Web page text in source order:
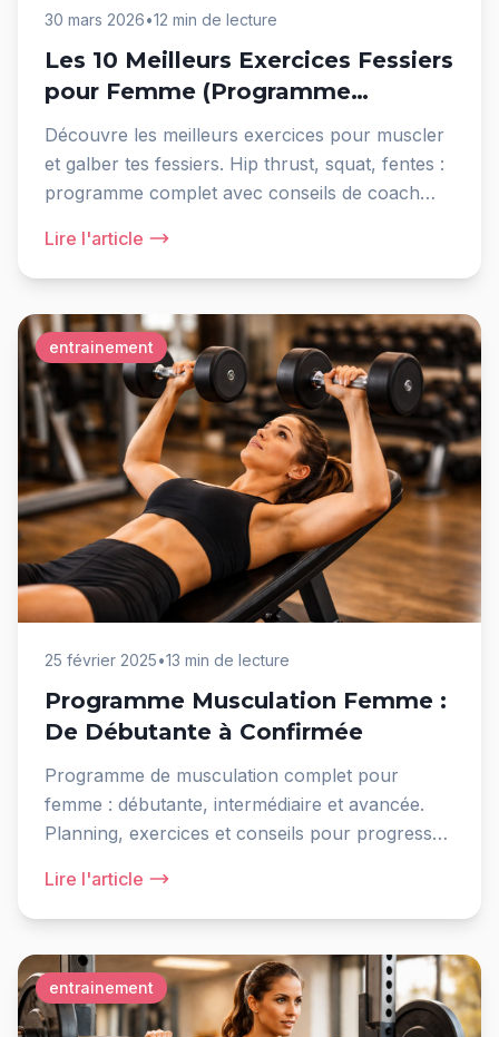
30 mars 2026•12 min de lecture
Les 10 Meilleurs Exercices Fessiers
pour Femme (Programme
Complet)
Découvre les meilleurs exercices pour muscler
et galber tes fessiers. Hip thrust, squat, fentes :
programme complet avec conseils de coach
Lire l'article
entrainement
25 février 2025•13 min de lecture
Programme Musculation Femme :
De Débutante à Confirmée
Programme de musculation complet pour
femme : débutante, intermédiaire et avancée.
Planning, exercices et conseils pour progresser
Lire l'article
entrainement